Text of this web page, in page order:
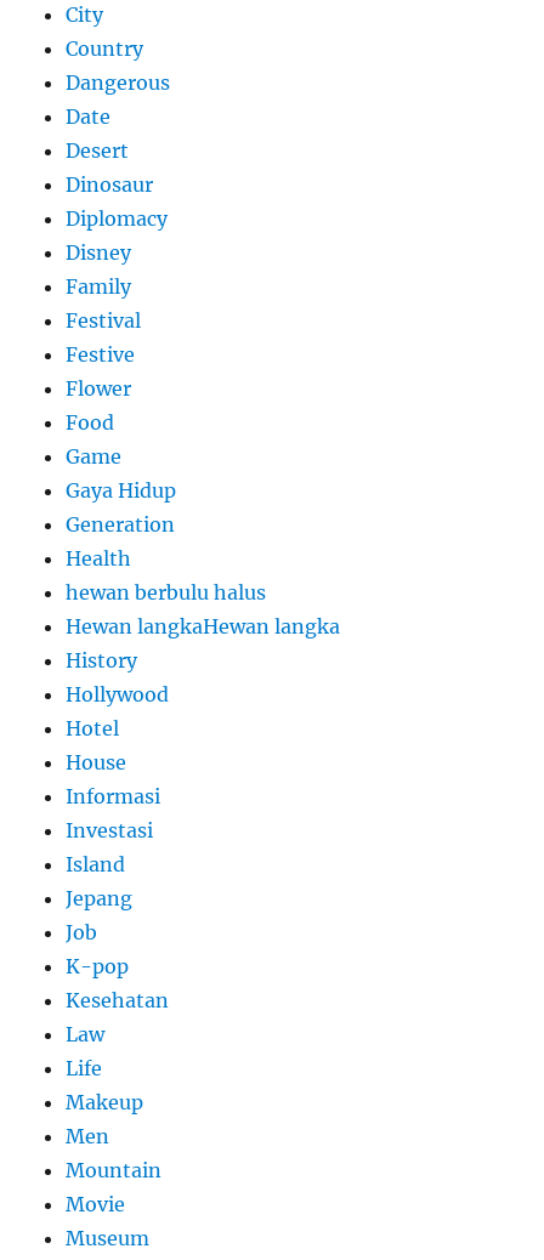
City
Country
Dangerous
Date
Desert
Dinosaur
Diplomacy
Disney
Family
Festival
Festive
Flower
Food
Game
Gaya Hidup
Generation
Health
hewan berbulu halus
Hewan langkaHewan langka
History
Hollywood
Hotel
House
Informasi
Investasi
Island
Jepang
Job
K-pop
Kesehatan
Law
Life
Makeup
Men
Mountain
Movie
Museum